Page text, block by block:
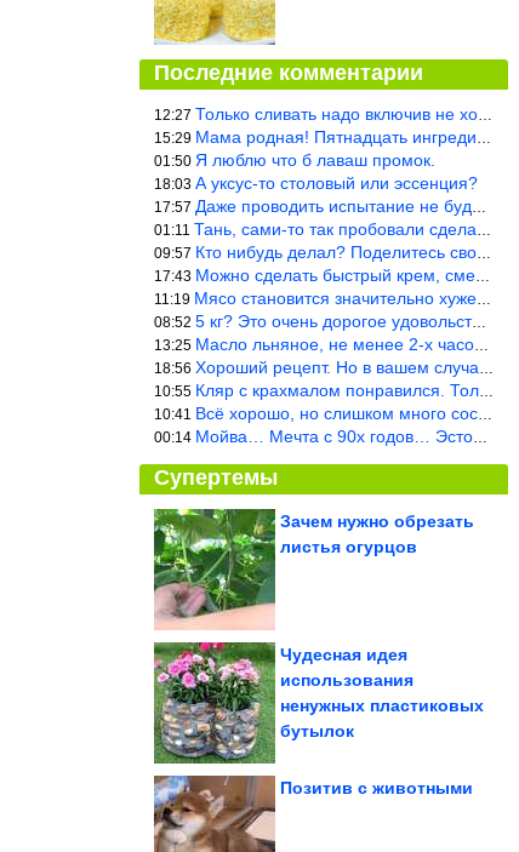
Последние комментарии
12:27 Только сливать надо включив не холодную, а ГОРЯЧУЮ воду. Трубы в
15:29 Мама родная! Пятнадцать ингредиентов на пирожок!!!
01:50 Я люблю что б лаваш промок.
18:03 А уксус-то столовый или эссенция?
17:57 Даже проводить испытание не буду — в воду и потом быстро в раска
01:11 Тань, сами-то так пробовали сделать? Ерунда же получится. Нет, с
09:57 Кто нибудь делал? Поделитесь своими результатами!!!
17:43 Можно сделать быстрый крем, смешав 2 банки вареной сгущенки со с
11:19 Мясо становится значительно хуже, когда долго лежит в морозилке
08:52 5 кг? Это очень дорогое удовольствие, исходя из цен на эту ягоду
13:25 Масло льняное, не менее 2-х часов. Писать надо по делу и подробн
18:56 Хороший рецепт. Но в вашем случае шницель получится парено-варен
10:55 Кляр с крахмалом понравился. Только я бы в воду добавил бы молок
10:41 Всё хорошо, но слишком много составляющих.
00:14 Мойва… Мечта с 90х годов… Эстония
Супертемы
Сбежавшая из дома
Зачем нужно обрезать
листья огурцов
Чудесная идея
использования
ненужных пластиковых
бутылок
Позитив с животными